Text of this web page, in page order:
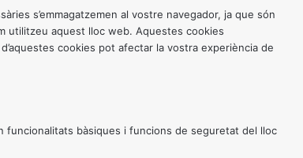
s’emmagatzemen al vostre navegador, ja que són
utilitzeu aquest lloc web. Aquestes cookies
cookies pot afectar la vostra experiència de
funcionalitats bàsiques i funcions de seguretat del lloc